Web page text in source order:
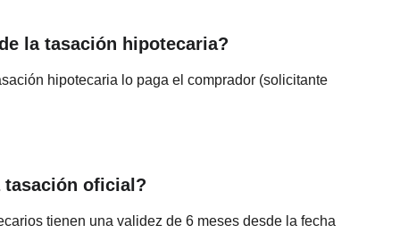
la tasación hipotecaria?
hipotecaria lo paga el comprador (solicitante
tasación oficial?
tienen una validez de 6 meses desde la fecha